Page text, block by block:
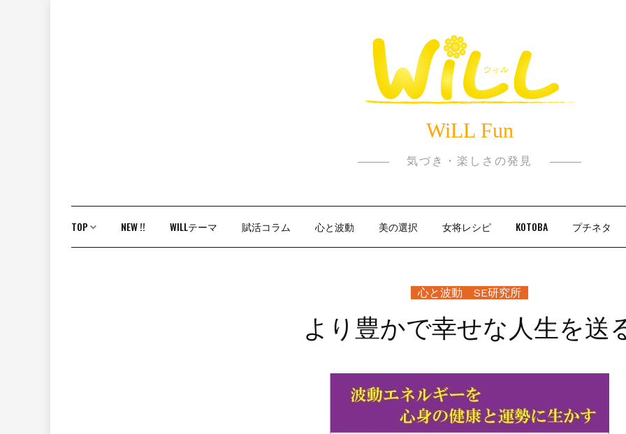
WiLL Fun
気づき・楽しさの発見
TOP NEW !! WILLテーマ 賦活コラム 心と波動 美の選択 女将レシピ KOTOBA プチネタ
心と波動 SE研究所
より豊かで幸せな人生を送